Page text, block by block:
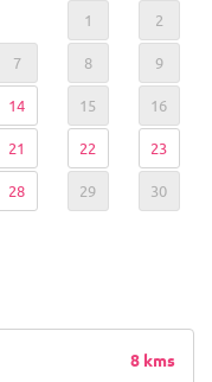
1 2
7 8 9
14 15 16
21 22 23
28 29 30
8 kms